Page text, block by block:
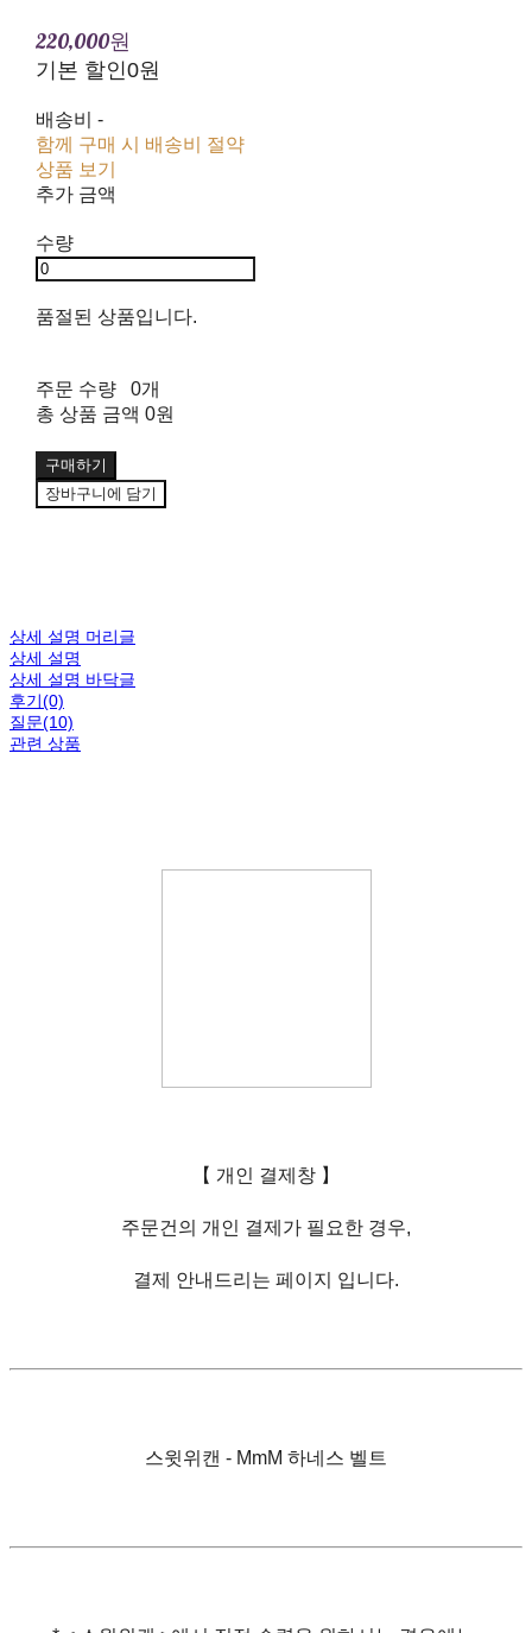
220,000원
기본 할인0원
배송비 -
함께 구매 시 배송비 절약
상품 보기
추가 금액
수량
품절된 상품입니다.
주문 수량
0개
총 상품 금액 0원
구매하기
장바구니에 담기
상세 설명 머리글
상세 설명
상세 설명 바닥글
후기(0)
질문(10)
관련 상품
【 개인 결제창 】
주문건의 개인 결제가 필요한 경우,
결제 안내드리는 페이지 입니다.
스윗위캔 - MmM 하네스 벨트